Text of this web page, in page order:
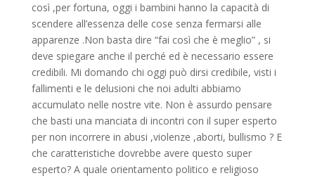
così ,per fortuna, oggi i bambini hanno la capacità di
scendere all’essenza delle cose senza fermarsi alle
apparenze .Non basta dire “fai così che è meglio” , si
deve spiegare anche il perché ed è necessario essere
credibili. Mi domando chi oggi può dirsi credibile, visti i
fallimenti e le delusioni che noi adulti abbiamo
accumulato nelle nostre vite. Non è assurdo pensare
che basti una manciata di incontri con il super esperto
per non incorrere in abusi ,violenze ,aborti, bullismo ? E
che caratteristiche dovrebbe avere questo super
esperto? A quale orientamento politico e religioso